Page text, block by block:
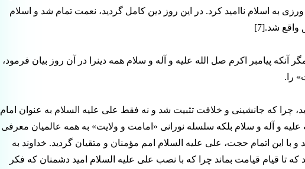
ورزی به اسلام ناامید کرد. در این روز دین کامل گردید، نعمت تمام شد و اسلام
شد.[7]
آنکه پیامبر اکرم صل الله علیه و آله و سلام همه دینرا در آن روز بیان فرمود،
را.
چرا که جانشینی و خلافت تثبیت شد و نه فقط علی علیه السلام به عنوان امام
علیه و آله و سلام بلکه سلسله نورانی «امامت و ولایت» به همه عالمیان معرفی
با این اتمام حجت، علی علیه السلام امم مؤمنان و متقیان گردید. خداوند به
که تا قیام قیامت بماند چرا که با نصب علی علیه السلام امید دشمنان که فکر